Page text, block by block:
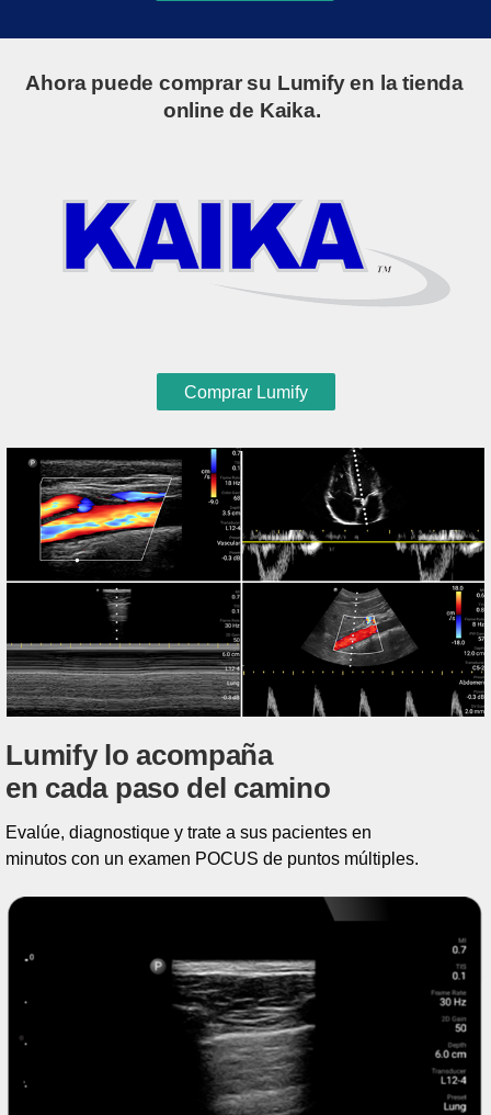
Ahora puede comprar su Lumify en la tienda
online de Kaika.
Comprar Lumify
Lumify lo acompaña
en cada paso del camino
Evalúe, diagnostique y trate a sus pacientes en
minutos con un examen POCUS de puntos múltiples.